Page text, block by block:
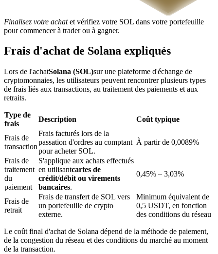
Des investissements exclusifs pour les détenteurs de BTR
Service d'emprunt adossé à des cryptomonnaies
Finalisez votre achatet vérifiez votre SOL dans votre portefeuille
pour commencer à trader ou à gagner.
Frais d'achat de Solana expliqués
Lors de l'achatSolana (SOL)sur une plateforme d'échange de
cryptomonnaies, les utilisateurs peuvent rencontrer plusieurs types
de frais liés aux transactions, au traitement des paiements et aux
retraits.
Type de
frais
Description Coût typique
Frais de
transaction
Frais facturés lors de la
passation d'ordres au comptant
pour acheter SOL.
À partir de 0,0089%
Frais de
traitement
du
paiement
S'applique aux achats effectués
en utilisantcartes de
crédit/débit ou virements
bancaires.
0,45% – 3,03%
Frais de
retrait
Frais de transfert de SOL vers
un portefeuille de crypto
externe.
Minimum équivalent de
0,5 USDT, en fonction
des conditions du réseau
Le coût final d'achat de Solana dépend de la méthode de paiement,
de la congestion du réseau et des conditions du marché au moment
de la transaction.